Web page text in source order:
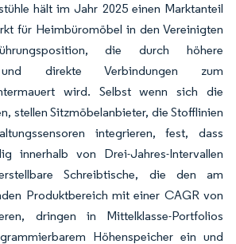
hält im Jahr 2025 einen Marktanteil
für Heimbüromöbel in den Vereinigten
die durch höhere
und direkte Verbindungen zum
wird. Selbst wenn sich die
stellen Sitzmöbelanbieter, die Stofflinien
integrieren, fest, dass
innerhalb von Drei-Jahres-Intervallen
Schreibtische, die den am
Produktbereich mit einer CAGR von
dringen in Mittelklasse-Portfolios
Höhenspeicher ein und